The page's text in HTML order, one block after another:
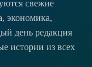
свежие
экономика,
день редакция
истории из всех